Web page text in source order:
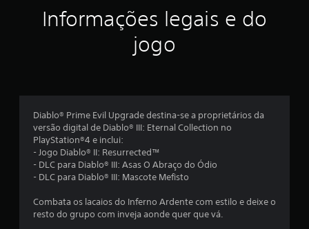
ç
m
é
Informações legais e do
jogo
Diablo® Prime Evil Upgrade destina-se a proprietários da
versão digital de Diablo® III: Eternal Collection no
PlayStation®4 e inclui:
- Jogo Diablo® II: Resurrected™
- DLC para Diablo® III: Asas O Abraço do Ódio
- DLC para Diablo® III: Mascote Mefisto
Combata os lacaios do Inferno Ardente com estilo e deixe o
resto do grupo com inveja aonde quer que vá.